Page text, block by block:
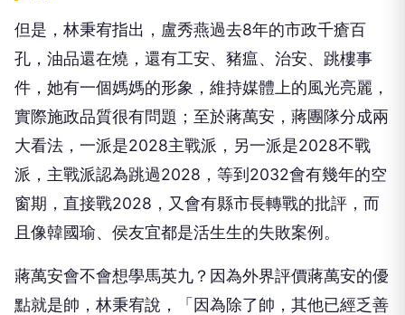
但是，林秉宥指出，盧秀燕過去8年的市政千瘡百
孔，油品還在燒，還有工安、豬瘟、治安、跳樓事
件，她有一個媽媽的形象，維持媒體上的風光亮麗，
實際施政品質很有問題；至於蔣萬安，蔣團隊分成兩
大看法，一派是2028主戰派，另一派是2028不戰
派，主戰派認為跳過2028，等到2032會有幾年的空
窗期，直接戰2028，又會有縣市長轉戰的批評，而
且像韓國瑜、侯友宜都是活生生的失敗案例。
蔣萬安會不會想學馬英九？因為外界評價蔣萬安的優
點就是帥，林秉宥說，「因為除了帥，其他已經乏善